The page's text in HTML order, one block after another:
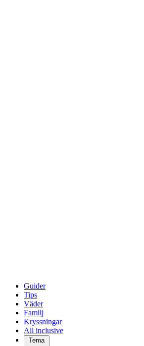
Guider
Tips
Väder
Familj
Kryssningar
All inclusive
Tema